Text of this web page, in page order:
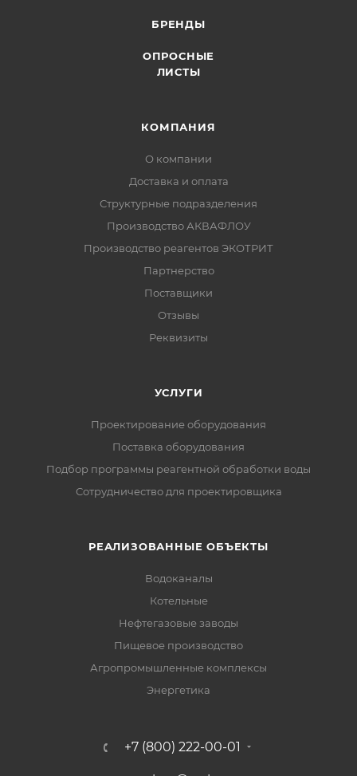
БРЕНДЫ
ОПРОСНЫЕ
ЛИСТЫ
КОМПАНИЯ
О компании
Доставка и оплата
Структурные подразделения
Производство АКВАФЛОУ
Производство реагентов ЭКОТРИТ
Партнерство
Поставщики
Отзывы
Реквизиты
УСЛУГИ
Проектирование оборудования
Поставка оборудования
Подбор программы реагентной обработки воды
Сотрудничество для проектировщика
РЕАЛИЗОВАННЫЕ ОБЪЕКТЫ
Водоканалы
Котельные
Нефтегазовые заводы
Пищевое производство
Агропромышленные комплексы
Энергетика
+7 (800) 222-00-01